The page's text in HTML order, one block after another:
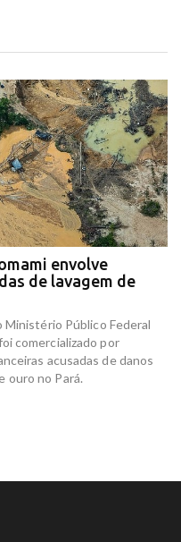
envolve
de lavagem de
Ministério Público Federal
comercializado por
acusadas de danos
ouro no Pará.